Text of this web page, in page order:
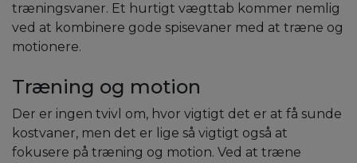
træningsvaner. Et hurtigt vægttab kommer nemlig
ved at kombinere gode spisevaner med at træne og
motionere.
Træning og motion
Der er ingen tvivl om, hvor vigtigt det er at få sunde
kostvaner, men det er lige så vigtigt også at
fokusere på træning og motion. Ved at træne